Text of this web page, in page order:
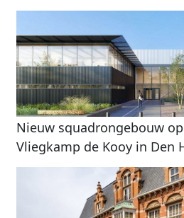
Nieuw squadrongebouw
Vliegkamp de Kooy in Den